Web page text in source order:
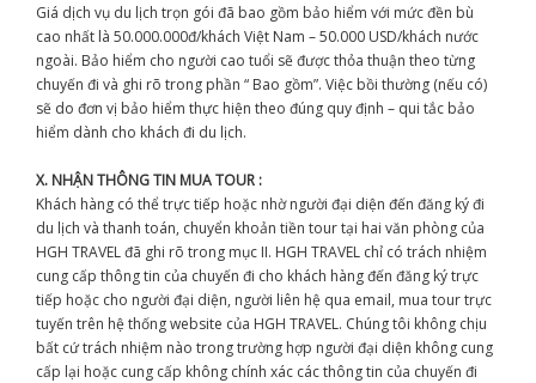
Giá dịch vụ du lịch trọn gói đã bao gồm bảo hiểm với mức đền bù
cao nhất là 50.000.000đ/khách Việt Nam – 50.000 USD/khách nước
ngoài. Bảo hiểm cho người cao tuổi sẽ được thỏa thuận theo từng
chuyến đi và ghi rõ trong phần “ Bao gồm”. Việc bồi thường (nếu có)
sẽ do đơn vị bảo hiểm thực hiện theo đúng quy định – qui tắc bảo
hiểm dành cho khách đi du lịch.
X. NHẬN THÔNG TIN MUA TOUR :
Khách hàng có thể trực tiếp hoặc nhờ người đại diện đến đăng ký đi
du lịch và thanh toán, chuyển khoản tiền tour tại hai văn phòng của
HGH TRAVEL đã ghi rõ trong mục II. HGH TRAVEL chỉ có trách nhiệm
cung cấp thông tin của chuyến đi cho khách hàng đến đăng ký trực
tiếp hoặc cho người đại diện, người liên hệ qua email, mua tour trực
tuyến trên hệ thống website của HGH TRAVEL. Chúng tôi không chịu
bất cứ trách nhiệm nào trong trường hợp người đại diện không cung
cấp lại hoặc cung cấp không chính xác các thông tin của chuyến đi